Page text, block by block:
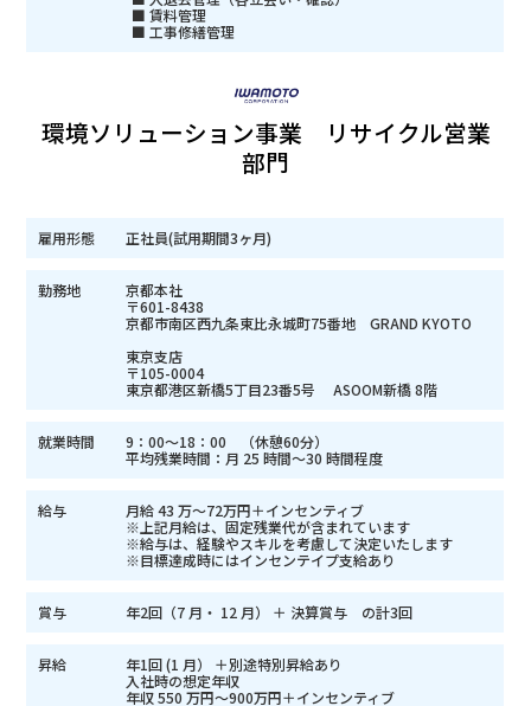
■ 賃料管理
■ 工事修繕管理
環境ソリューション事業 リサイクル営業
部門
雇用形態 正社員(試用期間3ヶ月)
勤務地
京都本社
〒601-8438
京都市南区西九条東比永城町75番地 GRAND KYOTO
東京支店
〒105-0004
東京都港区新橋5丁目23番5号 ASOOM新橋 8階
就業時間
9：00～18：00 （休憩60分）
平均残業時間：月 25 時間～30 時間程度
給与
月給 43 万～72万円＋インセンティブ
※上記月給は、固定残業代が含まれています
※給与は、経験やスキルを考慮して決定いたします
※目標達成時にはインセンテイプ支給あり
賞与 年2回（7 月・ 12 月） ＋ 決算賞与 の計3回
昇給
年1回 (1 月） ＋別途特別昇給あり
入社時の想定年収
年収 550 万円～900万円＋インセンティブ